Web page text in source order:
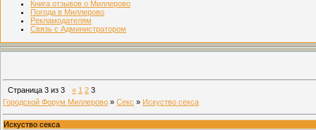
Книга отзывов о Миллерово
Погода в Миллерово
Рекламодателям
Связь с Администратором
Страница 3 из 3 « 1 2 3
Городской Форум Миллерово » Секс » Искуство секса
Искуство секса